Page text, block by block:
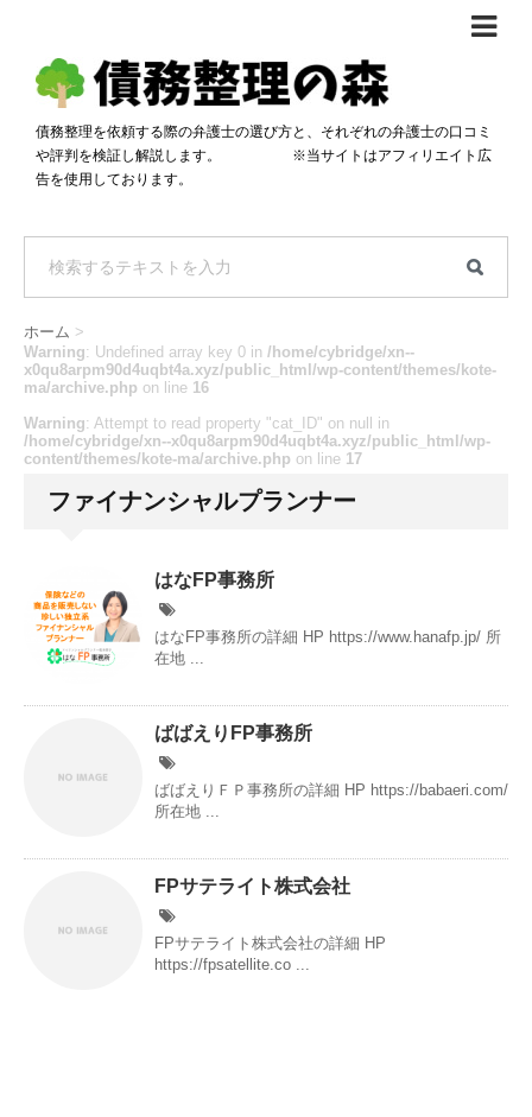
債務整理体験談
おすすめ
料金比較
自己破産・個人再生料金比較
過払い金料金比較
専門家の選び方
料金で選ぶ
分割・後払い可で選ぶ
着手金無料で選ぶ
女性専門で選ぶ
24時間年中無休で選ぶ
法律事務所の方へ
匿名借金相談
債務整理を依頼する際の弁護士の選び方と、それぞれの弁護士の口コミ
や評判を検証し解説します。 ※当サイトはアフィリエイト広
告を使用しております。
ホーム >
Warning: Undefined array key 0 in /home/cybridge/xn--
x0qu8arpm90d4uqbt4a.xyz/public_html/wp-content/themes/kote-
ma/archive.php on line 16
Warning: Attempt to read property "cat_ID" on null in
/home/cybridge/xn--x0qu8arpm90d4uqbt4a.xyz/public_html/wp-
content/themes/kote-ma/archive.php on line 17
ファイナンシャルプランナー
はなFP事務所
はなFP事務所の詳細 HP https://www.hanafp.jp/ 所
在地 ...
ばばえりFP事務所
ばばえりＦＰ事務所の詳細 HP https://babaeri.com/
所在地 ...
FPサテライト株式会社
FPサテライト株式会社の詳細 HP
https://fpsatellite.co ...